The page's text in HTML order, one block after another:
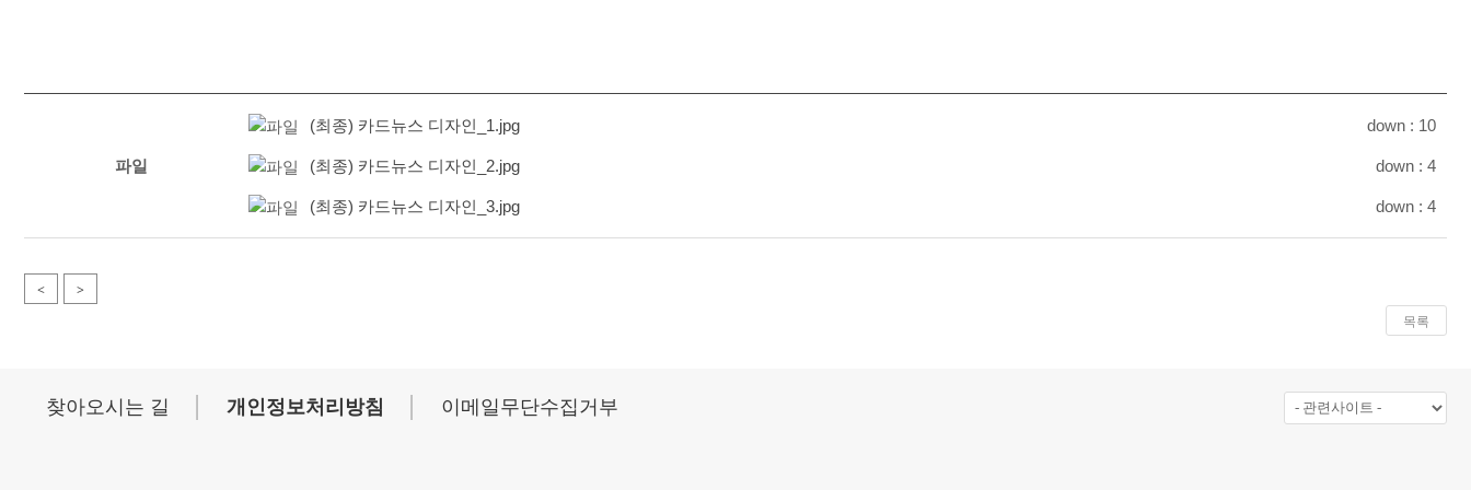
파일
(최종) 카드뉴스 디자인_1.jpg down : 10
(최종) 카드뉴스 디자인_2.jpg down : 4
(최종) 카드뉴스 디자인_3.jpg down : 4
< >
목록
찾아오시는 길 개인정보처리방침 이메일무단수집거부